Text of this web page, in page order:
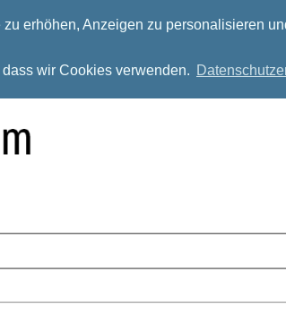
erhöhen, Anzeigen zu personalisieren
wir Cookies verwenden.